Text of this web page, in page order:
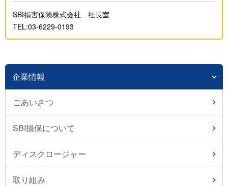
SBI損害保険株式会社 社長室
TEL:03-6229-0193
企業情報
ごあいさつ
SBI損保について
ディスクロージャー
取り組み